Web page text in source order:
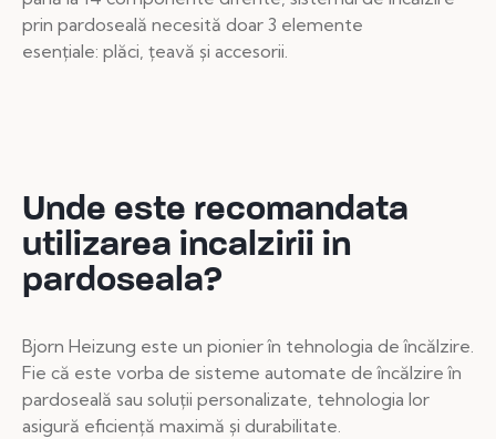
prin pardoseală necesită doar 3 elemente
esențiale: plăci, țeavă și accesorii.
Unde este recomandata
utilizarea incalzirii in
pardoseala?
Bjorn Heizung este un pionier în tehnologia de încălzire.
Fie că este vorba de sisteme automate de încălzire în
pardoseală sau soluții personalizate, tehnologia lor
asigură eficiență maximă și durabilitate.